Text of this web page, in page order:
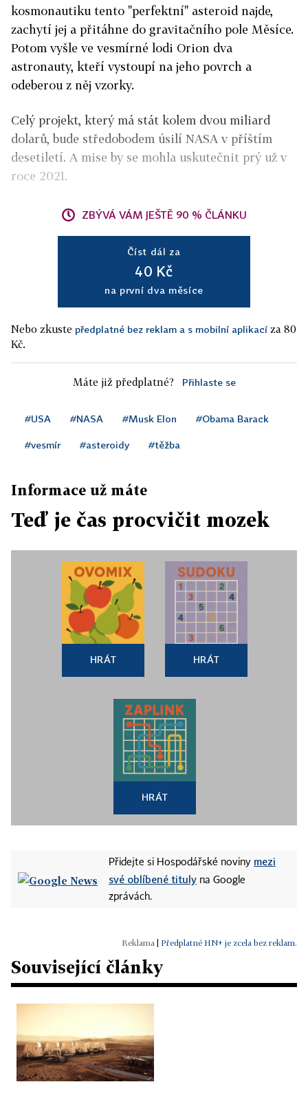
kosmonautiku tento "perfektní" asteroid najde,
zachytí jej a přitáhne do gravitačního pole Měsíce.
Potom vyšle ve vesmírné lodi Orion dva
astronauty, kteří vystoupí na jeho povrch a
odeberou z něj vzorky.
Celý projekt, který má stát kolem dvou miliard
dolarů, bude středobodem úsilí NASA v příštím
desetiletí. A mise by se mohla uskutečnit prý už v
roce 2021.
ZBÝVÁ VÁM JEŠTĚ 90 % ČLÁNKU
Číst dál za
40 Kč
na první dva měsíce
Nebo zkuste předplatné bez reklam a s mobilní aplikací za 80
Kč.
Máte již předplatné? Přihlaste se
#USA #NASA #Musk Elon #Obama Barack
#vesmír #asteroidy #těžba
Informace už máte
Teď je čas procvičit mozek
HRÁT HRÁT
HRÁT
Přidejte si Hospodářské noviny mezi
své oblíbené tituly na Google
zprávách.
Předplatné HN+ je zcela bez reklam.
Související články